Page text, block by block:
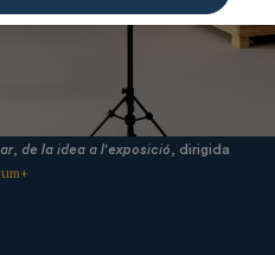
de la idea a l'exposició, dirigida